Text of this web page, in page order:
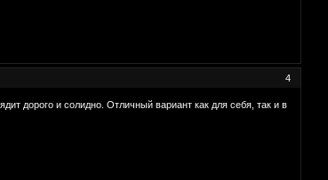
4
дорого и солидно. Отличный вариант как для себя, так и в